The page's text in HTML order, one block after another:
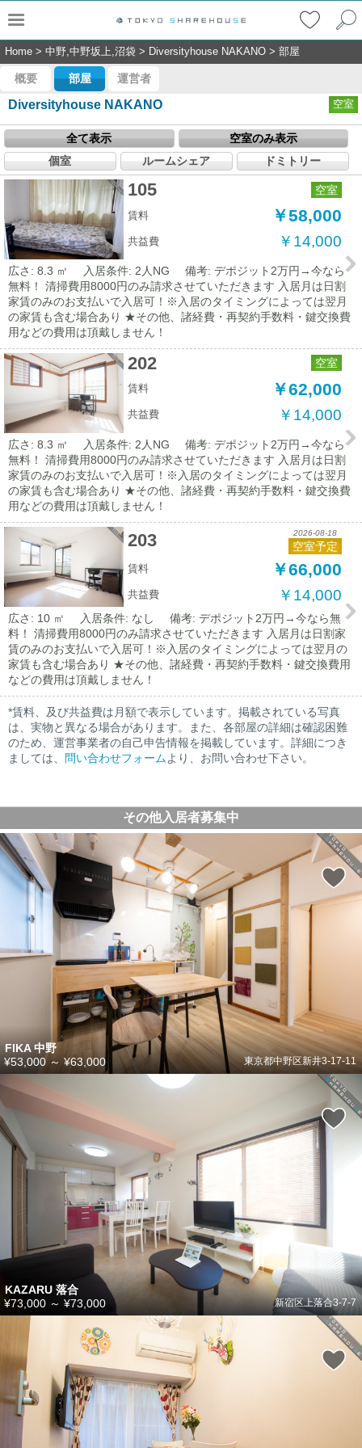
Home > 中野,中野坂上,沼袋 > Diversityhouse NAKANO > 部屋
概要 部屋 運営者
Diversityhouse NAKANO 空室
全て表示
空室のみ表示
個室
ルームシェア ドミトリー
105 空室
賃料 ￥58,000
共益費 ￥14,000
広さ: 8.3 ㎡ 入居条件: 2人NG
備考: デポジット2万円→今なら
無料！ 清掃費用8000円のみ請求させていただきます 入居月は日割
家賃のみのお支払いで入居可！※入居のタイミングによっては翌月
の家賃も含む場合あり ★その他、諸経費・再契約手数料・鍵交換費
用などの費用は頂戴しません！
202 空室
賃料 ￥62,000
共益費 ￥14,000
広さ: 8.3 ㎡ 入居条件: 2人NG
備考: デポジット2万円→今なら
無料！ 清掃費用8000円のみ請求させていただきます 入居月は日割
家賃のみのお支払いで入居可！※入居のタイミングによっては翌月
の家賃も含む場合あり ★その他、諸経費・再契約手数料・鍵交換費
用などの費用は頂戴しません！
203 2026-08-18
空室予定
賃料 ￥66,000
共益費 ￥14,000
広さ: 10 ㎡ 入居条件: なし
備考: デポジット2万円→今なら無
料！ 清掃費用8000円のみ請求させていただきます 入居月は日割家
賃のみのお支払いで入居可！※入居のタイミングによっては翌月の
家賃も含む場合あり ★その他、諸経費・再契約手数料・鍵交換費用
などの費用は頂戴しません！
*賃料、及び共益費は月額で表示しています。掲載されている写真
は、実物と異なる場合があります。また、各部屋の詳細は確認困難
のため、運営事業者の自己申告情報を掲載しています。詳細につき
ましては、 問い合わせフォームより、お問い合わせ下さい。
その他入居者募集中
FIKA 中野
東京都中野区新井3-17-11
¥53,000～¥63,000
KAZARU 落合
新宿区上落合3-7-7
¥73,000 ～ ¥73,000